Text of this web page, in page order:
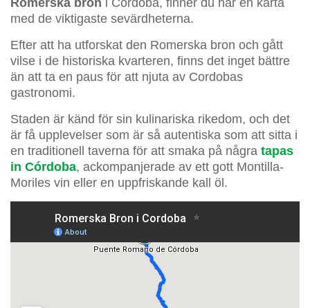
Romerska bron i Córdoba, finner du här en karta
med de viktigaste sevärdheterna.
Efter att ha utforskat den Romerska bron och gått
vilse i de historiska kvarteren, finns det inget bättre
än att ta en paus för att njuta av Cordobas
gastronomi.
Staden är känd för sin kulinariska rikedom, och det
är få upplevelser som är så autentiska som att sitta i
en traditionell taverna för att smaka på några tapas
in Córdoba, ackompanjerade av ett gott Montilla-
Moriles vin eller en uppfriskande kall öl.